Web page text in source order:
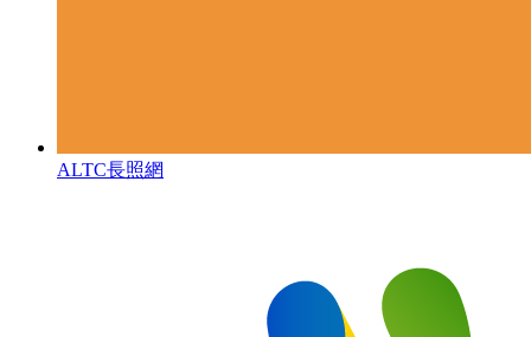
ALTC長照網